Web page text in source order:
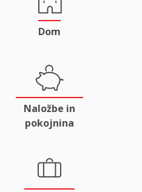
Dom
Naložbe in
pokojnina